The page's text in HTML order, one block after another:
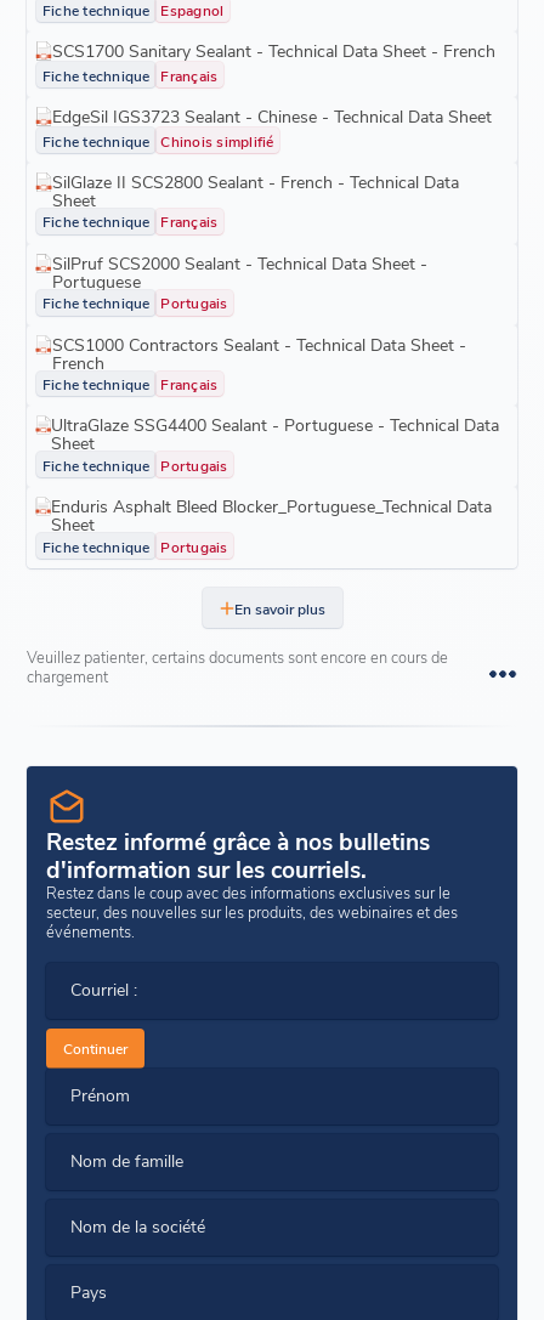
Fiche technique Espagnol
SCS1700 Sanitary Sealant - Technical Data Sheet - French
Fiche technique Français
EdgeSil IGS3723 Sealant - Chinese - Technical Data Sheet
Fiche technique Chinois simplifié
SilGlaze II SCS2800 Sealant - French - Technical Data
Sheet
Fiche technique Français
SilPruf SCS2000 Sealant - Technical Data Sheet -
Portuguese
Fiche technique Portugais
SCS1000 Contractors Sealant - Technical Data Sheet -
French
Fiche technique Français
UltraGlaze SSG4400 Sealant - Portuguese - Technical Data
Sheet
Fiche technique Portugais
Enduris Asphalt Bleed Blocker_Portuguese_Technical Data
Sheet
Fiche technique Portugais
En savoir plus
Veuillez patienter, certains documents sont encore en cours de
chargement
Restez informé grâce à nos bulletins
d'information sur les courriels.
Restez dans le coup avec des informations exclusives sur le
secteur, des nouvelles sur les produits, des webinaires et des
événements.
Courriel :
Continuer
Prénom
Nom de famille
Nom de la société
Pays